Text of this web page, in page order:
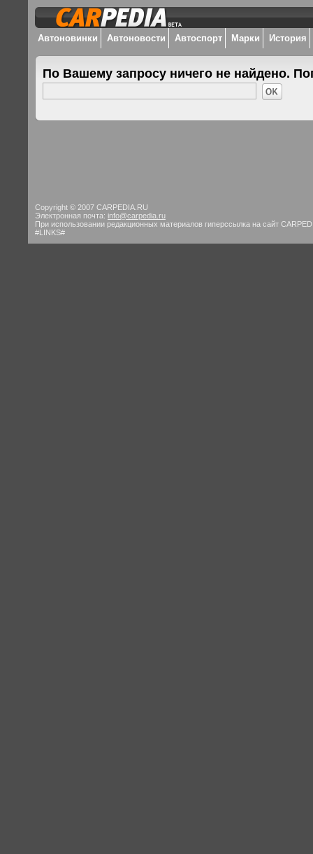
Автоновинки Автоновости Автоспорт Марки История
По Вашему запросу ничего не найдено.
Copyright © 2007 CARPEDIA.RU
Электронная почта: info@carpedia.ru
При использовании редакционных материалов гиперссылка на сайт
#LINKS#